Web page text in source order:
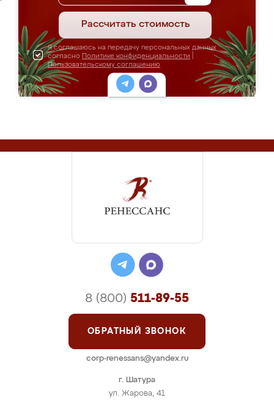
Рассчитать стоимость
Я соглашаюсь на передачу персональных данных
согласно Политике конфиденциальности
Пользовательскому соглашению
г. Шатура
ул. Жарова, 41
8 (800) 511-89-55
ОБРАТНЫЙ ЗВОНОК
corp-renessans@yandex.ru